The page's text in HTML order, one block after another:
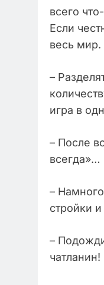
всего
Если
весь мир.
–
игра в
– После
всегда»…
–
стройки
–